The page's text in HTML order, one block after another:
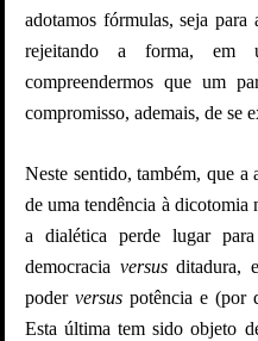
adotamos fórmulas, seja para
rejeitando a forma, em
compreendermos que um
compromisso, ademais, de se
Neste sentido, também, que a
de uma tendência à dicotomia
a dialética perde lugar
democracia versusditadura,
poder versus potência e (por
Esta última tem sido objeto